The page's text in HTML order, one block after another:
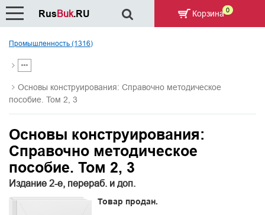
Промышленность (1316)
Основы конструирования: Справочно методическое
пособие. Том 2, 3
Основы конструирования:
Справочно методическое
пособие. Том 2, 3
Издание 2-е, перераб. и доп.
Товар продан.
RusBuk.RU Корзина 0